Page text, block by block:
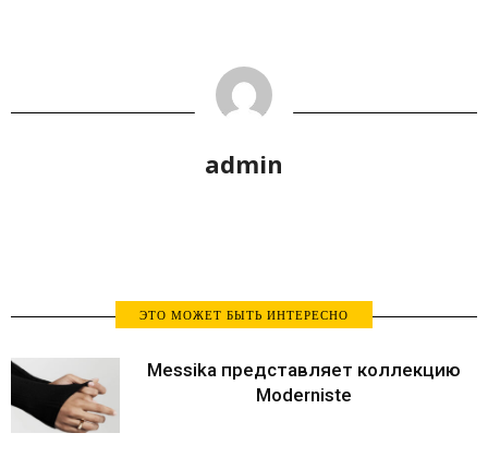
admin
ЭТО МОЖЕТ БЫТЬ ИНТЕРЕСНО
Messika представляет коллекцию
Moderniste